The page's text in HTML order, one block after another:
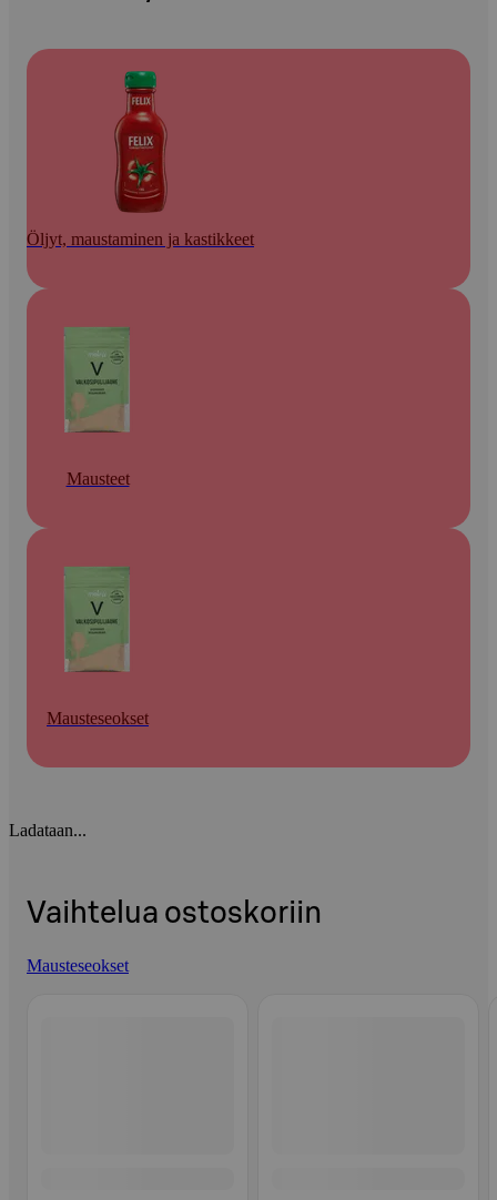
Öljyt, maustaminen ja kastikkeet
Mausteet
Mausteseokset
Ladataan...
Vaihtelua ostoskoriin
Mausteseokset